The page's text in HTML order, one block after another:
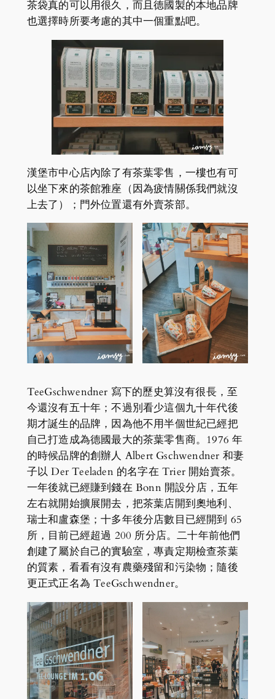
茶袋真的可以用很久，而且德國製的本地品牌
也選擇時所要考慮的其中一個重點吧。
漢堡市中心店內除了有茶葉零售，一樓也有可
以坐下來的茶館雅座（因為疲情關係我們就沒
上去了）；門外位置還有外賣茶部。
TeeGschwendner 寫下的歷史算沒有很長，至
今還沒有五十年；不過別看少這個九十年代後
期才誕生的品牌，因為他不用半個世紀已經把
自己打造成為德國最大的茶葉零售商。1976 年
的時候品牌的創辦人 Albert Gschwendner 和妻
子以 Der Teeladen 的名字在 Trier 開始賣茶。
一年後就已經賺到錢在 Bonn 開設分店，五年
左右就開始擴展開去，把茶葉店開到奧地利、
瑞士和盧森堡；十多年後分店數目已經開到 65
所，目前已經超過 200 所分店。二十年前他們
創建了屬於自己的實驗室，專責定期檢查茶葉
的質素，看看有沒有農藥殘留和污染物；隨後
更正式正名為 TeeGschwendner。